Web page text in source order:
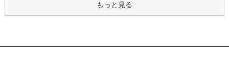
もっと見る